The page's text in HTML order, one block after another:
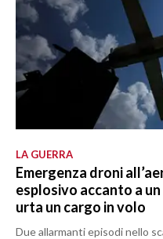
LA GUERRA
Emergenza droni
esplosivo accanto a
urta un cargo in volo
Due allarmanti episodi nello